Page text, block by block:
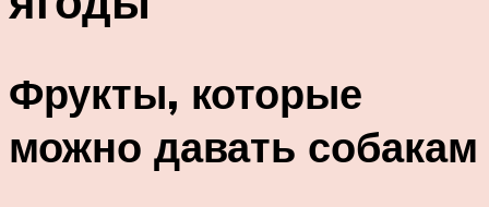
Фрукты, которые
можно давать собакам